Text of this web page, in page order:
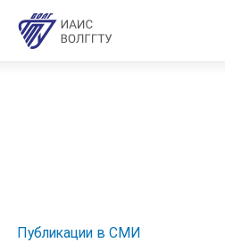
Публикации в СМИ